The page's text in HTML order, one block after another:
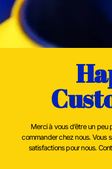
Nos bouquets de fleurs
dans notre boutique à
saison
Pivoines, giroflées,
la même exigence :
moderne
👉 Livraison de fleurs
👉 Click &
Fleurs
qui
Merci à vous d’être un
commander chez nous. Vous
satisfactions pour nous.